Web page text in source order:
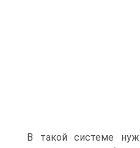
В такой системе